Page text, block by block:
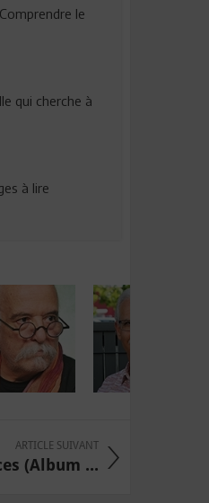
le
qui cherche à
à lire
ARTICLE SUIVANT
(Album ...